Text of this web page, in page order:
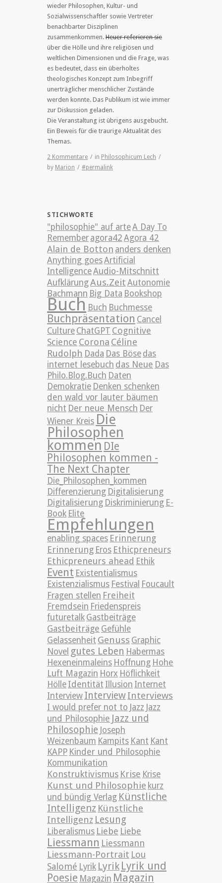
wieder Philosophen, Kultur- und
Sozialwissenschaftler sowie Vertreter
benachbarter Disziplinen
zusammenkommen. Heuer referieren sie
über die Hölle und ihre religiösen und
weltlichen Dimensionen und die Frage, was
es bedeutet, dass ein überholtes
theologisches Konzept zum Inbegriff
unerträglicher menschlicher Zustände
werden konnte. Das Publikum ist wie immer
zur Diskussion geladen.
Die Veranstaltung ist übrigens ausgebucht.
Ein Beweis für die traurige Aktualität des
Themas.
2 Kommentare / in Philosophicum Lech /
by Marion / #permalink
STICHWORTE
"philosophie" auf arteA Day To
Remember agora42 Agora 42
Alain de Botton anders denken
Anything goesArtificial
IntelligenceAudio-Mitschnitt
AufklärungAus.Zeit Autonomie
Bachmann Big Data Bookshop
Buch Buch Buchmesse
Buchpräsentation Cancel
Culture ChatGPT Cognitive
Science Corona Céline
Rudolph Dada Das Böse das
internet lesebuch das Neue Das
Philo.Blog.Buch Daten
Demokratie Denken schenken
den wald vor lauter bäumen
nicht Der neue Mensch Der
Wiener Kreis Die
Philosophen
kommen DIe
Philosophen kommen -
The Next Chapter
Die_Philosophen_kommen
Differenzierung Digitalisierung
Digitalisierung Diskriminierung E-
Book Elite
Empfehlungen
enabling spaces Erinnerung
Erinnerung Eros Ethicpreneurs
Ethicpreneurs ahead Ethik
Event Existentialismus
Existenzialismus Festival Foucault
Fragen stellen Freiheit
Fremdsein Friedenspreis
futuretalk Gastbeiträge
Gastbeiträge Gefühle
Gelassenheit Genuss Graphic
Novel gutes Leben Habermas
Hexeneinmaleins Hoffnung Hohe
Luft Magazin Horx Höflichkeit
Hölle Identität Illusion Internet
Interview InterviewInterviews
I would prefer not to Jazz Jazz
und Philosophie Jazz und
Philosophie Joseph
Weizenbaum Kampits Kant Kant
KAPP Kinder und Philosophie
Kommunikation
Konstruktivismus Krise Krise
Kunst und Philosophie kurz
und bündig Verlag Künstliche
Intelligenz Künstliche
Intelligenz Lesung
Liberalismus Liebe Liebe
Liessmann Liessmann
Liessmann-Portrait Lou
Salomé Lyrik Lyrik Lyrik und
Poesie Magazin Magazin